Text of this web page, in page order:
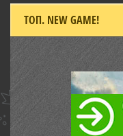
ТОП. NEW GAME!